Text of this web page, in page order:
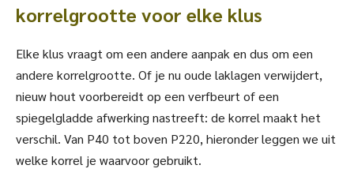
korrelgrootte voor elke klus
Elke klus vraagt om een andere aanpak en dus om een
andere korrelgrootte. Of je nu oude laklagen verwijdert,
nieuw hout voorbereidt op een verfbeurt of een
spiegelgladde afwerking nastreeft: de korrel maakt het
verschil. Van P40 tot boven P220, hieronder leggen we uit
welke korrel je waarvoor gebruikt.